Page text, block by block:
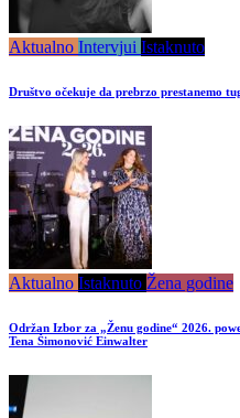
Aktualno Intervjui Istaknuto
Društvo očekuje da prebrzo prestanemo
Aktualno Istaknuto Žena godine
Održan Izbor za „Ženu godine“ 2026.
Tena Šimonović Einwalter